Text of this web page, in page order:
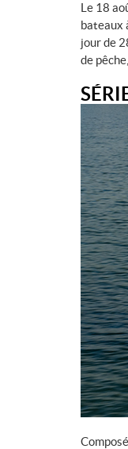
Le 18
bateaux
jour de
de